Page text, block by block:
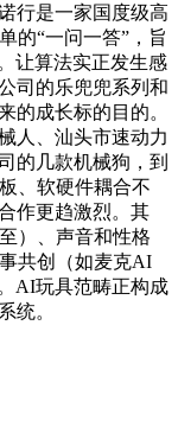
行是一家国度级高
的“一问一答”，旨
让算法实正发生感
司的乐兜兜系列和
的成长标的目的。
人、汕头市速动力
的几款机械狗，到
、软硬件耦合不
作更趋激烈。其
）、声音和性格
共创（如麦克AI
AI玩具范畴正构成
统。